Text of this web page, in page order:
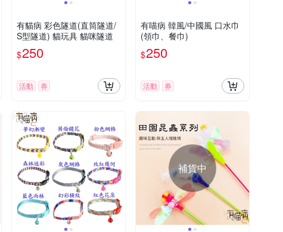
有貓病 彩色隧道(直筒隧道/
S型隧道) 貓玩具 貓咪隧道
$250
活動 券
有喵病 韓風/中國風 口水巾
(領巾、餐巾)
$250
活動 券
補貨中